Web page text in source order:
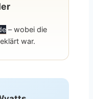
– wobei die
war.